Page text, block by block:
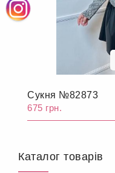
Сукня №82873
675 грн.
Каталог товарів